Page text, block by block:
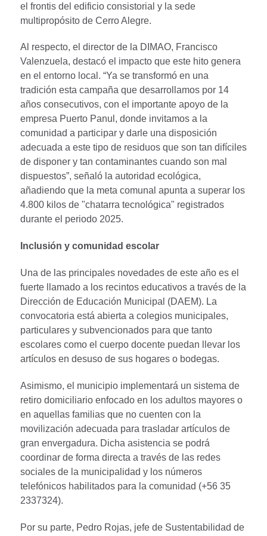
el frontis del edificio consistorial y la sede
multipropósito de Cerro Alegre.
Al respecto, el director de la DIMAO, Francisco
Valenzuela, destacó el impacto que este hito genera
en el entorno local. “Ya se transformó en una
tradición esta campaña que desarrollamos por 14
años consecutivos, con el importante apoyo de la
empresa Puerto Panul, donde invitamos a la
comunidad a participar y darle una disposición
adecuada a este tipo de residuos que son tan difíciles
de disponer y tan contaminantes cuando son mal
dispuestos”, señaló la autoridad ecológica,
añadiendo que la meta comunal apunta a superar los
4.800 kilos de "chatarra tecnológica" registrados
durante el periodo 2025.
Inclusión y comunidad escolar
Una de las principales novedades de este año es el
fuerte llamado a los recintos educativos a través de la
Dirección de Educación Municipal (DAEM). La
convocatoria está abierta a colegios municipales,
particulares y subvencionados para que tanto
escolares como el cuerpo docente puedan llevar los
artículos en desuso de sus hogares o bodegas.
Asimismo, el municipio implementará un sistema de
retiro domiciliario enfocado en los adultos mayores o
en aquellas familias que no cuenten con la
movilización adecuada para trasladar artículos de
gran envergadura. Dicha asistencia se podrá
coordinar de forma directa a través de las redes
sociales de la municipalidad y los números
telefónicos habilitados para la comunidad (+56 35
2337324).
Por su parte, Pedro Rojas, jefe de Sustentabilidad de